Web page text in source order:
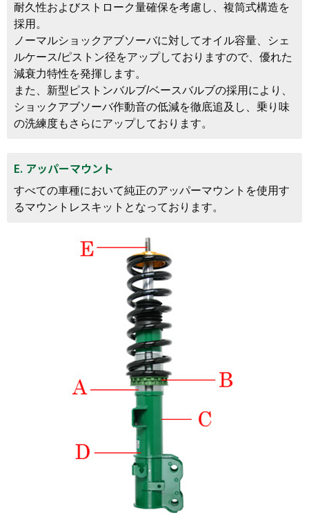
耐久性およびストローク量確保を考慮し、複筒式構造を
採用。
ノーマルショックアブソーバに対してオイル容量、シェ
ルケース/ピストン径をアップしておりますので、優れた
減衰力特性を発揮します。
また、新型ピストンバルブ/ベースバルブの採用により、
ショックアブソーバ作動音の低減を徹底追及し、乗り味
の洗練度もさらにアップしております。
E. アッパーマウント
すべての車種において純正のアッパーマウントを使用す
るマウントレスキットとなっております。